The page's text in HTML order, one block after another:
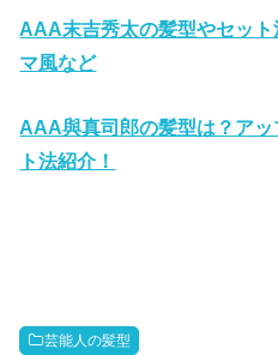
AAA末吉秀太の髪型やセッ
マ風など
AAA與真司郎の髪型は？ア
ト法紹介！
芸能人の髪型